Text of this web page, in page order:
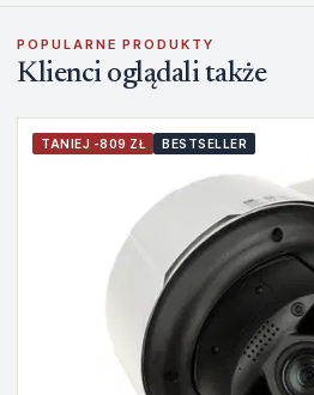
POPULARNE PRODUKTY
Klienci oglądali także
TANIEJ -809 ZŁ BESTSELLER